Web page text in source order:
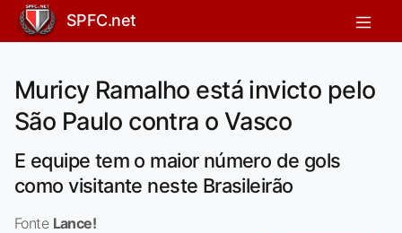
SPFC.net
Muricy Ramalho está invicto pelo
São Paulo contra o Vasco
E equipe tem o maior número de gols
como visitante neste Brasileirão
Fonte Lance!